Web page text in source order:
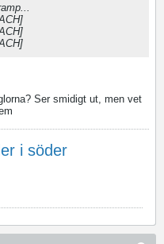
Ser smidigt ut, men vet
i söder